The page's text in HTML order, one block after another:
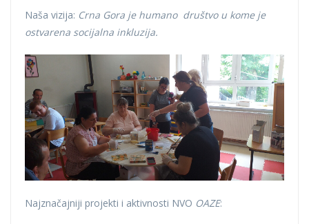
Naša vizija: Crna Gora je humano društvo u kome je
ostvarena socijalna inkluzija.
Najznačajniji projekti i aktivnosti NVO OAZE: